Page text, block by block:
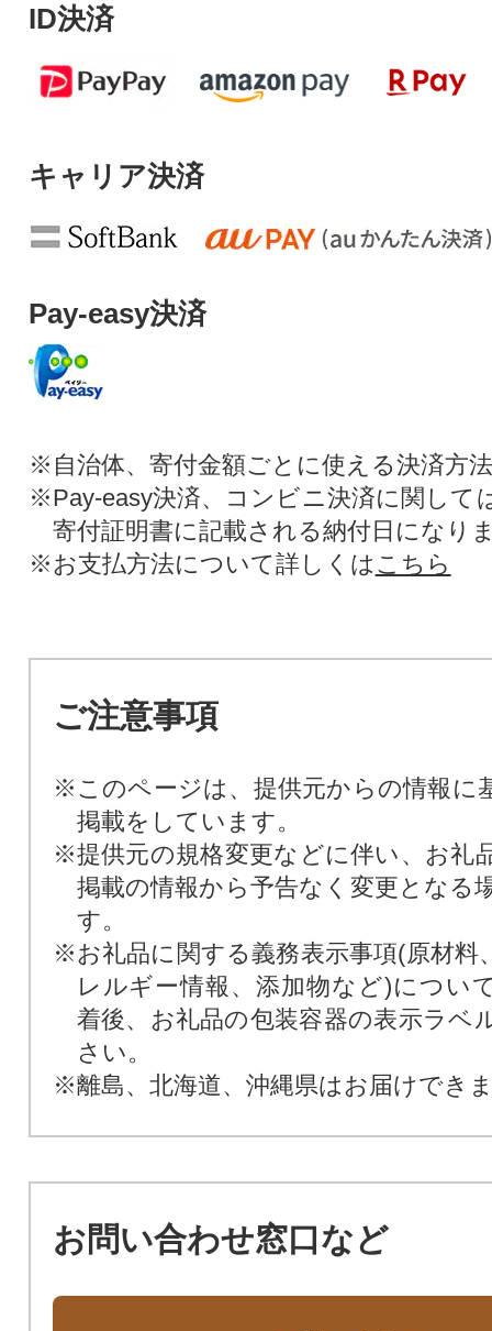
ID決済
キャリア決済
Pay-easy決済
※自治体、寄付金額ごとに使える決済方
※Pay-easy決済、コンビニ決済に関して
寄付証明書に記載される納付日になり
※お支払方法について詳しくは こちら
ご注意事項
※このページは、提供元からの情報に
掲載をしています。
※提供元の規格変更などに伴い、お礼
掲載の情報から予告なく変更となる
す。
※お礼品に関する義務表示事項(原材料
レルギー情報、添加物など)につい
着後、お礼品の包装容器の表示ラベ
さい。
※離島、北海道、沖縄県はお届けでき
お問い合わせ窓口など